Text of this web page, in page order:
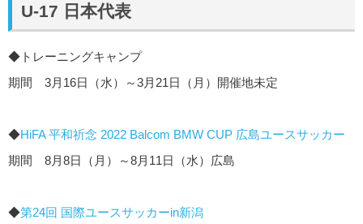
U-17 日本代表
◆トレーニングキャンプ
期間 3月16日（水）～3月21日（月）開催地未定
◆HiFA 平和祈念 2022 Balcom BMW CUP 広島ユースサッカー
期間 8月8日（月）～8月11日（水）広島
◆第24回 国際ユースサッカーin新潟